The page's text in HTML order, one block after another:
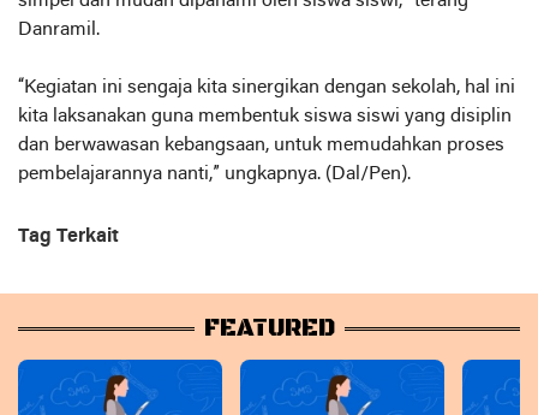
Danramil.
“Kegiatan ini sengaja kita sinergikan dengan sekolah, hal ini
kita laksanakan guna membentuk siswa siswi yang disiplin
dan berwawasan kebangsaan, untuk memudahkan proses
pembelajarannya nanti,” ungkapnya. (Dal/Pen).
Tag Terkait
FEATURED